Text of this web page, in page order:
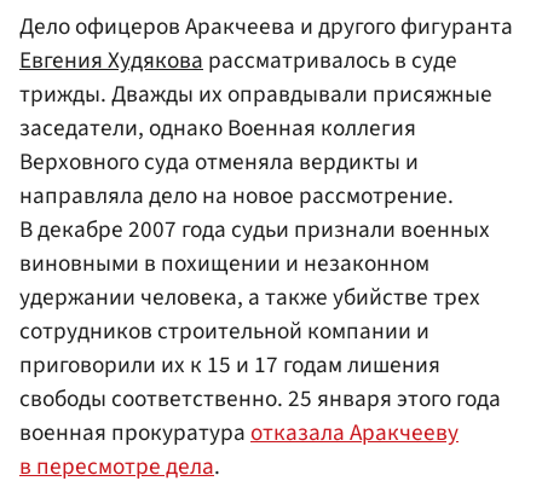
Дело офицеров Аракчеева и другого фигуранта
Евгения Худякова рассматривалось в суде
трижды. Дважды их оправдывали присяжные
заседатели, однако Военная коллегия
Верховного суда отменяла вердикты и
направляла дело на новое рассмотрение.
В декабре 2007 года судьи признали военных
виновными в похищении и незаконном
удержании человека, а также убийстве трех
сотрудников строительной компании и
приговорили их к 15 и 17 годам лишения
свободы соответственно. 25 января этого года
военная прокуратура отказала Аракчееву
в пересмотре дела.